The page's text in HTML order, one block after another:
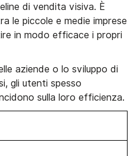
di vendita visiva. È
le piccole e medie imprese
in modo efficace i propri
aziende o lo sviluppo di
gli utenti spesso
sulla loro efficienza.